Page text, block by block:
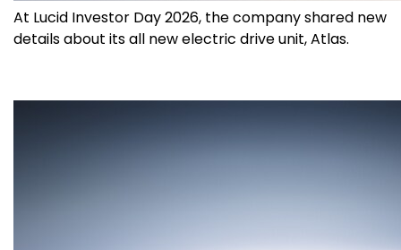
At Lucid Investor Day 2026, the company shared new
details about its all new electric drive unit, Atlas.